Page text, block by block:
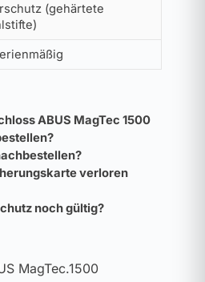
(gehärtete
ABUS MagTec 1500
verloren
noch gültig?
MagTec.1500